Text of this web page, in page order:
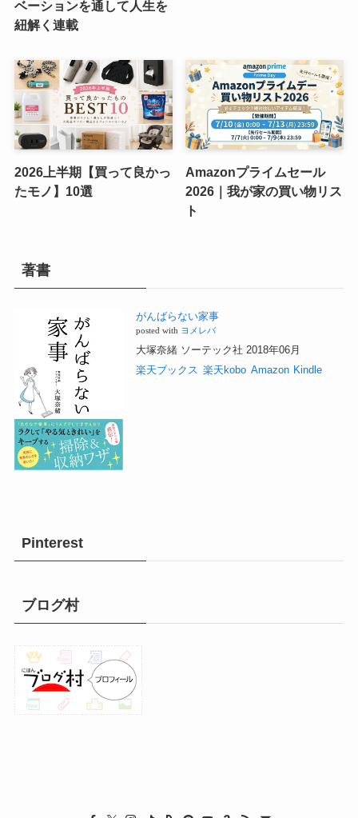
ベーションを通して人生を
紐解く連載
2026上半期【買って良かっ
たモノ】10選
Amazonプライムセール
2026｜我が家の買い物リス
ト
著書
がんばらない家事
posted with ヨメレバ
大塚奈緒 ソーテック社 2018年06月
楽天ブックス 楽天kobo Amazon Kindle
Pinterest
ブログ村